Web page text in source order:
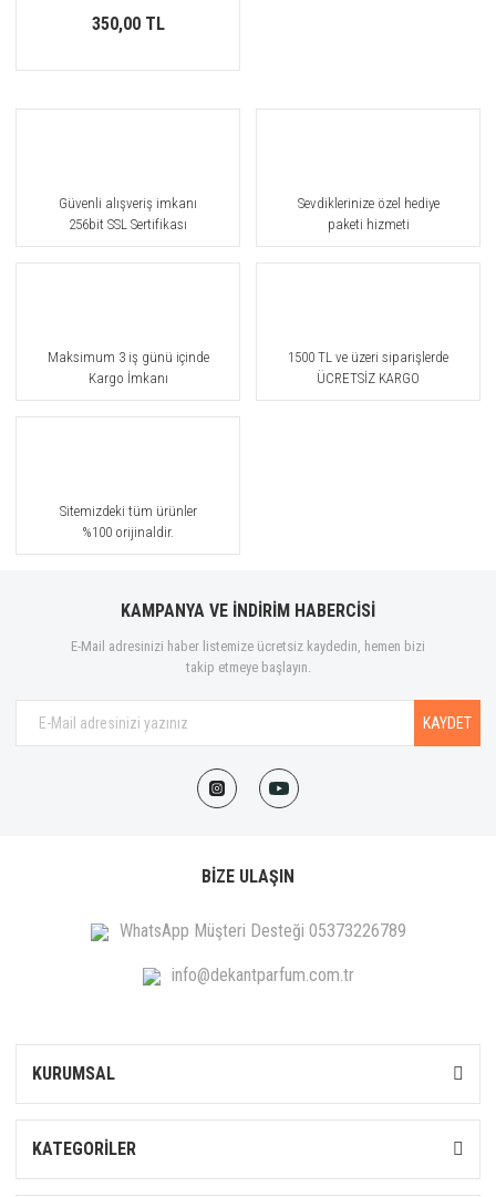
350,00 TL
Güvenli alışveriş imkanı
256bit SSL Sertifikası
Sevdiklerinize özel hediye
paketi hizmeti
Maksimum 3 iş günü içinde
Kargo İmkanı
1500 TL ve üzeri siparişlerde
ÜCRETSİZ KARGO
Sitemizdeki tüm ürünler
%100 orijinaldir.
KAMPANYA VE İNDİRİM HABERCİSİ
E-Mail adresinizi haber listemize ücretsiz kaydedin, hemen bizi
takip etmeye başlayın.
KAYDET
BİZE ULAŞIN
WhatsApp Müşteri Desteği 05373226789
info@dekantparfum.com.tr
KURUMSAL
KATEGORİLER